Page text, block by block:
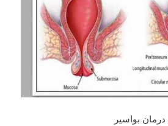
بواسیر